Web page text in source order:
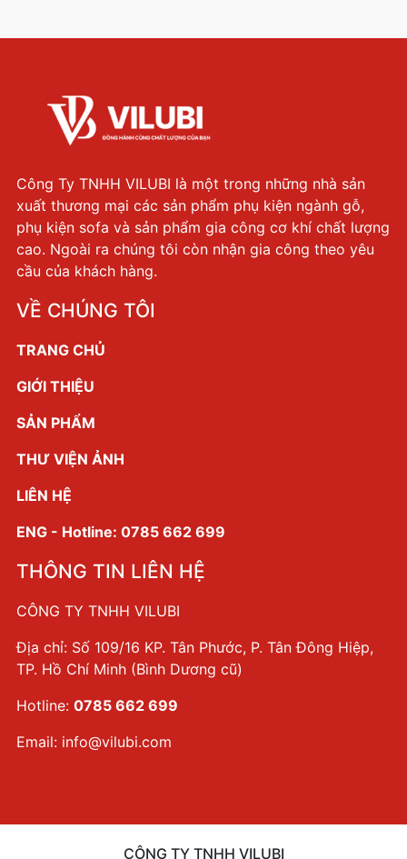
Công Ty TNHH VILUBI là một trong những nhà sản
xuất thương mại các sản phẩm phụ kiện ngành gỗ,
phụ kiện sofa và sản phẩm gia công cơ khí chất lượng
cao. Ngoài ra chúng tôi còn nhận gia công theo yêu
cầu của khách hàng.
VỀ CHÚNG TÔI
TRANG CHỦ
GIỚI THIỆU
SẢN PHẨM
THƯ VIỆN ẢNH
LIÊN HỆ
ENG - Hotline: 0785 662 699
THÔNG TIN LIÊN HỆ
CÔNG TY TNHH VILUBI
Địa chỉ: Số 109/16 KP. Tân Phước, P. Tân Đông Hiệp,
TP. Hồ Chí Minh (Bình Dương cũ)
Hotline: 0785 662 699
Email: info@vilubi.com
CÔNG TY TNHH VILUBI